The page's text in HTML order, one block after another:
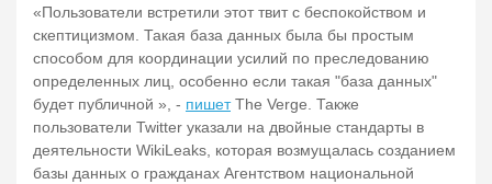
«Пользователи встретили этот твит с беспокойством и
скептицизмом. Такая база данных была бы простым
способом для координации усилий по преследованию
определенных лиц, особенно если такая "база данных"
будет публичной », - пишетThe Verge. Также
пользователи Twitter указали на двойные стандарты в
деятельности WikiLeaks, которая возмущалась созданием
базы данных о гражданах Агентством национальной